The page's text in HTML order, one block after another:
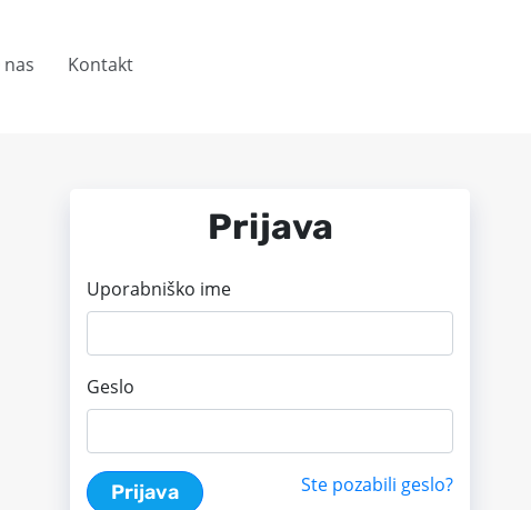
nas Kontakt
Prijava
Uporabniško ime
Geslo
Prijava Ste pozabili geslo?